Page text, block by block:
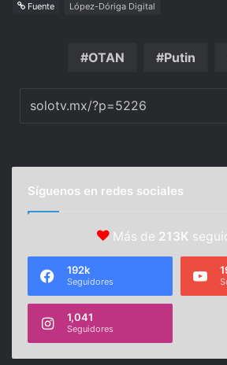
Fuente López-Dóriga Digital
OTAN Putin
Síguenos en redes sociales
Más de 213K
192k
Seguidores
1,041
Seguidores